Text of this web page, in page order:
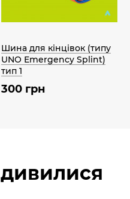
Шина для кінцівок (типу
UNO Emergency Splint)
тип 1
300 грн